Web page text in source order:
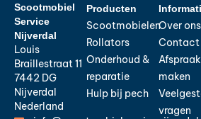
Scootmobiel
Service
Nijverdal
Louis
Braillestraat 11
7442 DG
Nijverdal
Nederland
Producten
Scootmobielen
Rollators
Onderhoud &
reparatie
Hulp bij pech
Over ons
Contact
Afspraak
maken
vragen